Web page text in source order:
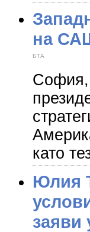
на
БТА
като
Юлия
заяви